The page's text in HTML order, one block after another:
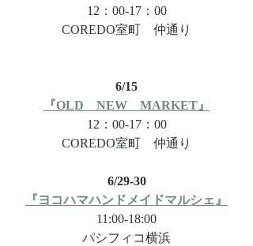
12：00-17：00
COREDO室町　仲通り
6/15
『OLD　NEW　MARKET』
12：00-17：00
COREDO室町　仲通り
6/29-30
『ヨコハマハンドメイドマルシェ』
11:00-18:00
パシフィコ横浜